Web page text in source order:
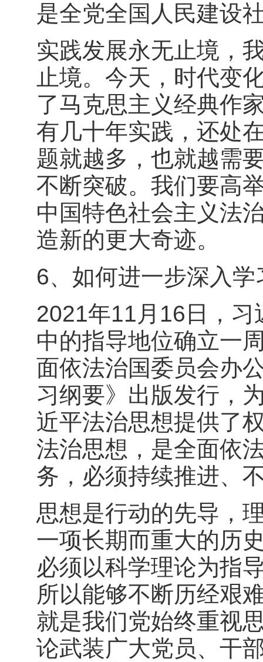
是全党全国人民建设
实践发展永无止境，
止境。今天，时代变
了马克思主义经典作
有几十年实践，还处
题就越多，也就越需
不断突破。我们要高
中国特色社会主义法
造新的更大奇迹。
6、如何进一步深入
2021年11月16日，
中的指导地位确立一
面依法治国委员会办
习纲要》出版发行，
近平法治思想提供了
法治思想，是全面依
务，必须持续推进、
思想是行动的先导，
一项长期而重大的历
必须以科学理论为指
所以能够不断历经艰
就是我们党始终重视
论武装广大党员、干